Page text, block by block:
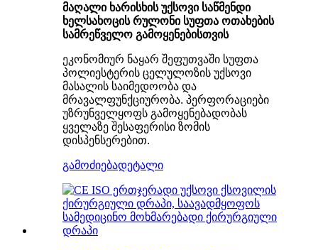
მაღალი ხარისხის უქსოვი საწმენდი
ხელსახოცის რულონი სუფთა ოთახების
სამრეწველო გამოყენებისთვის
ეკონომიურ ნაყარ შეფუთვაში სუფთა
პოლიესტერის ცელულოზის უქსოვი
მასალის საიმედოობა და
მრავალფუნქციურობა. პერფორაციები
უზრუნველყოფს გამოყენებადობას
ყველაზე შესაფერისი ზომის
დისპენსერებით.
გამოძიებადეტალი